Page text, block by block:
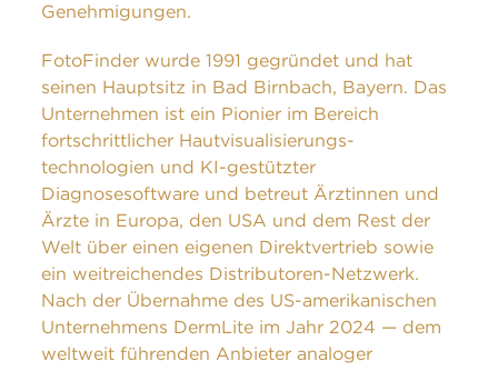
Genehmigungen.
FotoFinder wurde 1991 gegründet und hat
seinen Hauptsitz in Bad Birnbach, Bayern. Das
Unternehmen ist ein Pionier im Bereich
fortschrittlicher Hautvisualisierungs-
technologien und KI-gestützter
Diagnosesoftware und betreut Ärztinnen und
Ärzte in Europa, den USA und dem Rest der
Welt über einen eigenen Direktvertrieb sowie
ein weitreichendes Distributoren-Netzwerk.
Nach der Übernahme des US-amerikanischen
Unternehmens DermLite im Jahr 2024 — dem
weltweit führenden Anbieter analoger